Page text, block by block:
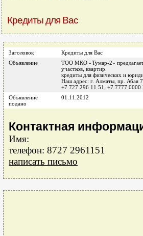
Кредиты для Вас
Заголовок
Кредиты для Вас
Объявление
ТОО МКО «Тумар-2» предлагает
участков, квартир.
кредиты для физических и
Наш адрес: г. Алматы, пр. Абая
+7 727 296 11 51, +7 7777 0000
Объявление
подано
01.11.2012
Контактная
Имя:
телефон: 8727 2961151
написать письмо